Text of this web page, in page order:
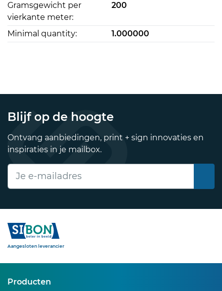
Gramsgewicht per
vierkante meter:
200
Minimal quantity: 1.000000
Blijf op de hoogte
Ontvang aanbiedingen, print + sign innovaties en
inspiraties in je mailbox.
E-mailadres
Sibon
Aangesloten leverancier
Producten